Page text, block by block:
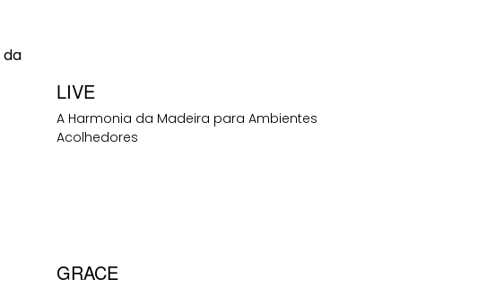
LIVE
A Harmonia da Madeira para Ambientes
Acolhedores
GRACE